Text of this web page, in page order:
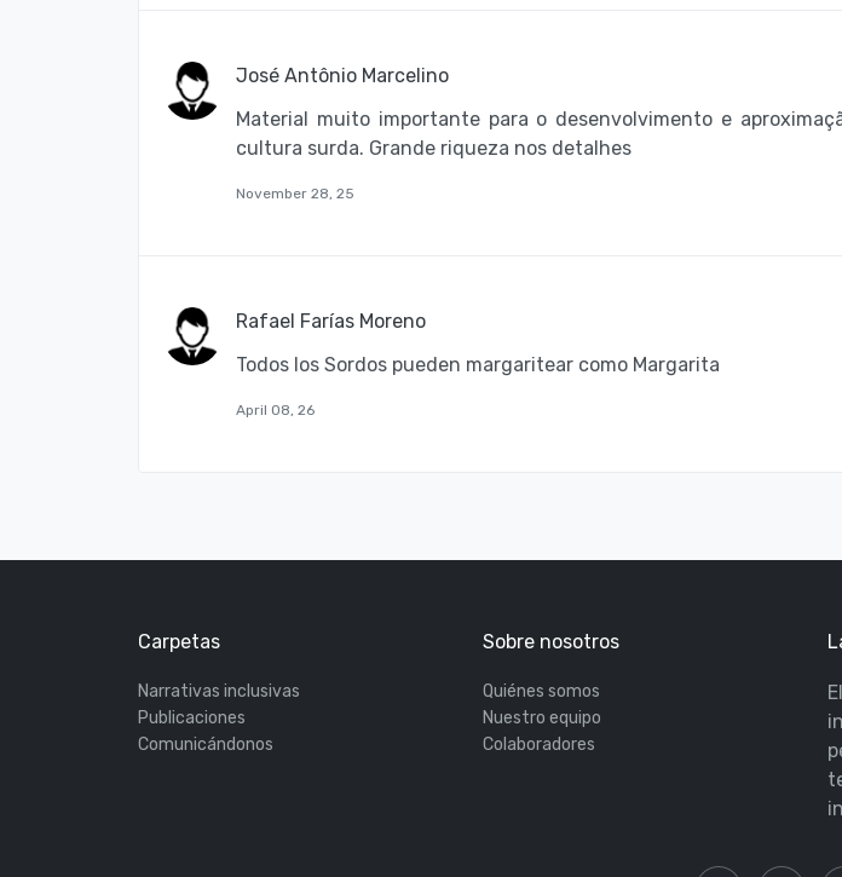
José Antônio Marcelino
Material muito importante para o desenvolvimento e
cultura surda. Grande riqueza nos detalhes
November 28, 25
Rafael Farías Moreno
Todos los Sordos pueden margaritear como Margarita
April 08, 26
Carpetas
Narrativas inclusivas
Publicaciones
Comunicándonos
Sobre nosotros
Quiénes somos
Nuestro equipo
Colaboradores